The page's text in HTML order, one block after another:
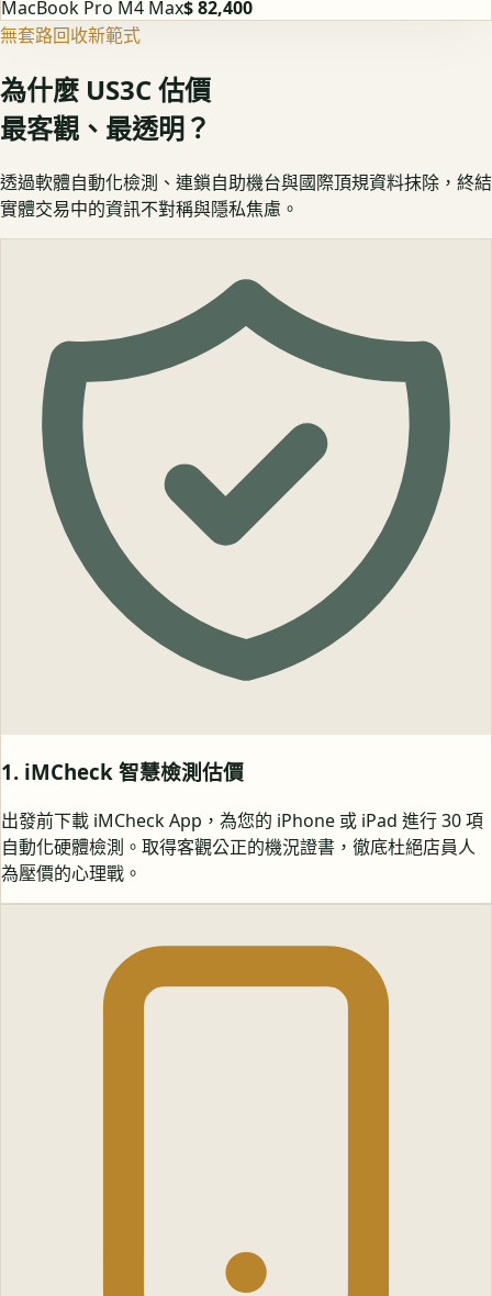
MacBook Pro M4 Max$ 82,400
無套路回收新範式
為什麼 US3C 估價
最客觀、最透明？
透過軟體自動化檢測、連鎖自助機台與國際頂規資料抹除，終結
實體交易中的資訊不對稱與隱私焦慮。
1. iMCheck 智慧檢測估價
出發前下載 iMCheck App，為您的 iPhone 或 iPad 進行 30 項
自動化硬體檢測。取得客觀公正的機況證書，徹底杜絕店員人
為壓價的心理戰。